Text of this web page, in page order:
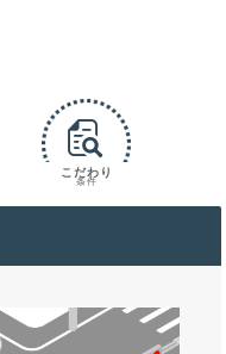
こだわり
条件